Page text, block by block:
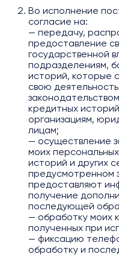
Во исполнение
согласие на:
— передачу,
предоставление
государственной
подразделениям,
историй, которые
свою
кредитных
организациям,
лицам;
— осуществление
моих
историй и других
предусмотренном
предоставляют
получение
последующей
— обработку моих
полученных при
— фиксацию
обработку и